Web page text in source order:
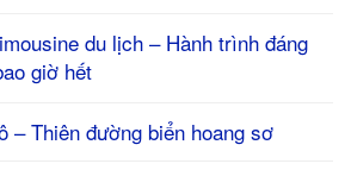
du lịch – Hành trình đáng
giờ hết
– Thiên đường biển hoang sơ